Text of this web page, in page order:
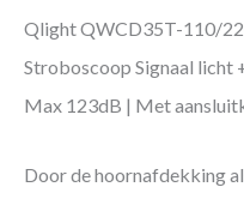
Qlight QWCD35T-110/
Stroboscoop Signaal licht
Max 123dB | Met
Door de hoornafdekking